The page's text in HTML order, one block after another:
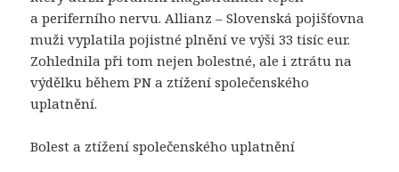
a periferního nervu. Allianz – Slovenská pojišťovna
muži vyplatila pojistné plnění ve výši 33 tisíc eur.
Zohlednila při tom nejen bolestné, ale i ztrátu na
výdělku během PN a ztížení společenského
uplatnění.
Bolest a ztížení společenského uplatnění